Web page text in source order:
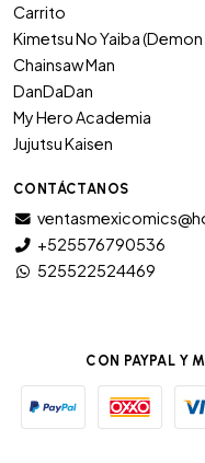
Carrito
Kimetsu No Yaiba
Chainsaw Man
DanDaDan
My Hero Academia
Jujutsu Kaisen
CONTÁCTANOS
+525576790536
525522524469
CON PAYPAL Y